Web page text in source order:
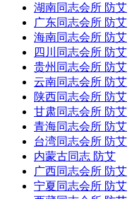
湖南同志会所 防艾
广东同志会所 防艾
海南同志会所 防艾
四川同志会所 防艾
贵州同志会所 防艾
云南同志会所 防艾
陕西同志会所 防艾
甘肃同志会所 防艾
青海同志会所 防艾
台湾同志会所 防艾
内蒙古同志 防艾
广西同志会所 防艾
宁夏同志会所 防艾